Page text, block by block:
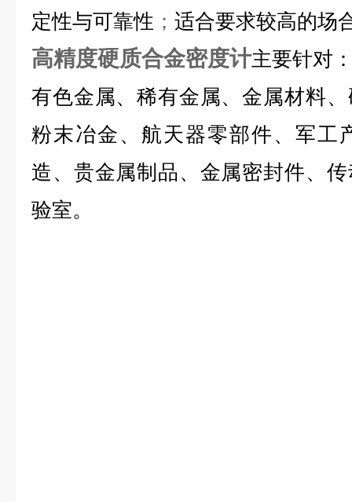
定性与可靠性 ； 适合要求较高的场
高精度硬质合金密度计主要针对
有色金属、稀有金属、金属材料
粉末冶金、航天器零部件、军工
造、贵金属制品、金属密封件、
验室。